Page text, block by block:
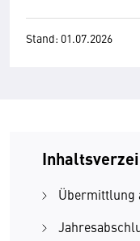
Stand: 01.07.2026
Übermittlung